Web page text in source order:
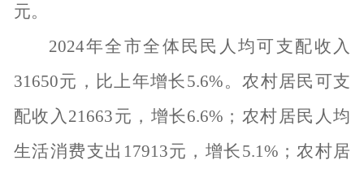
元。
2024年全市全体民民人均可支配收入
31650元，比上年增长 5.6%。农村居民可支
配收入 21663元，增长6.6% ；农村居民人均
生活消费支出 17913元，增长 5.1% ；农村居